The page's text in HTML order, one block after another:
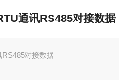
通讯RS485对接数据
对接数据